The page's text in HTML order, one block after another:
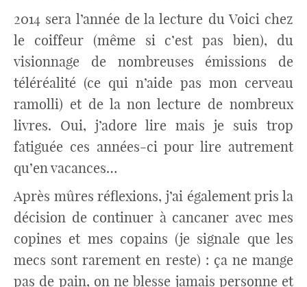
2014 sera l’année de la lecture du Voici chez
le coiffeur (même si c’est pas bien), du
visionnage de nombreuses émissions de
téléréalité (ce qui n’aide pas mon cerveau
ramolli) et de la non lecture de nombreux
livres. Oui, j’adore lire mais je suis trop
fatiguée ces années-ci pour lire autrement
qu’en vacances…
Après mûres réflexions, j’ai également pris la
décision de continuer à cancaner avec mes
copines et mes copains (je signale que les
mecs sont rarement en reste) : ça ne mange
pas de pain, on ne blesse jamais personne et